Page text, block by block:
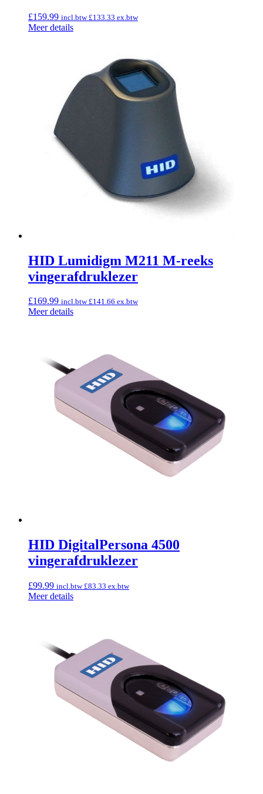
£159.99 incl.btw£133.33 ex.btw
Meer details
HID Lumidigm M211 M-reeks
vingerafdruklezer
£169.99 incl.btw£141.66 ex.btw
Meer details
HID DigitalPersona 4500
vingerafdruklezer
£99.99 incl.btw£83.33 ex.btw
Meer details